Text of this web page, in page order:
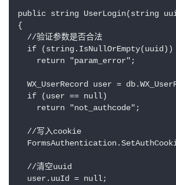
public string UserLogin(string
{
  //验证参数是否合法
  if (string.IsNullOrEmpty(uuid))
    return "param_error";
WX_UserRecord user =
  if (user == null)
    return "not_authcode";
  //写入cookie
  //清空uuid
  user.uuId = null;